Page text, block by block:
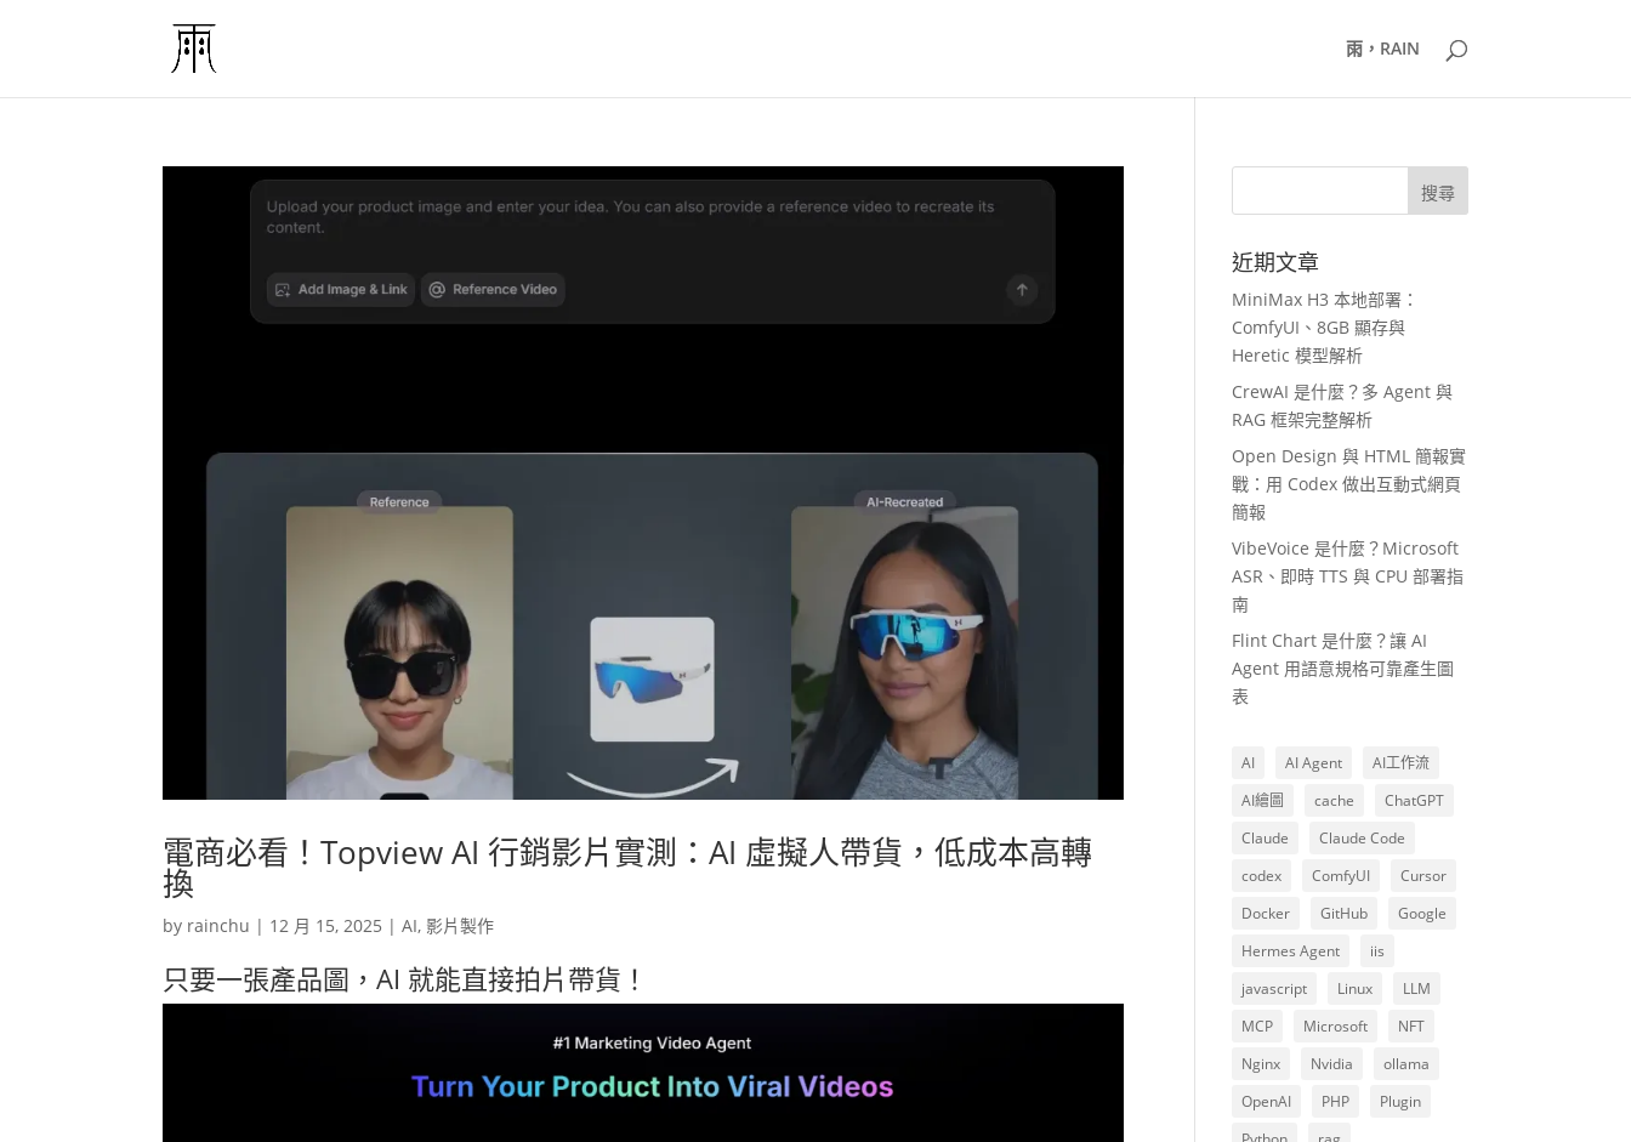
雨，RAIN
電商必看！Topview AI 行銷影片實測：AI 虛擬人帶貨，低成本高轉
換
by rainchu | 12 月 15, 2025 |AI, 影片製作
只要一張產品圖，AI 就能直接拍片帶貨！
近期文章
MiniMax H3 本地部署：
ComfyUI、8GB 顯存與
Heretic 模型解析
CrewAI 是什麼？多 Agent 與
RAG 框架完整解析
Open Design 與 HTML 簡報實
戰：用 Codex 做出互動式網頁
簡報
VibeVoice 是什麼？Microsoft
ASR、即時 TTS 與 CPU 部署指
南
Flint Chart 是什麼？讓 AI
Agent 用語意規格可靠產生圖
表
AI AI Agent
AI工作流
AI繪圖
cache
ChatGPT
Claude
Claude Code
codex
ComfyUI
Cursor
Docker
GitHub
Google
Hermes Agent
iis
javascript
Linux
LLM
MCP
Microsoft
NFT
Nginx
Nvidia
ollama
OpenAI
PHP
Plugin